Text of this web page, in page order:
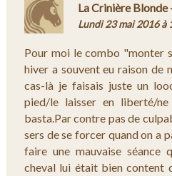
La Crinière Blonde
Lundi 23 mai 2016 à
Pour moi le combo "monter
hiver a souvent eu raison de
cas-là je faisais juste un
pied/le laisser en liberté/
basta.Par contre pas de
sers de se forcer quand on a
faire une mauvaise
cheval lui était bien content